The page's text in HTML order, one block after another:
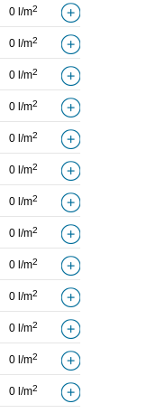
0 l/m2
0 l/m2
0 l/m2
0 l/m2
0 l/m2
0 l/m2
0 l/m2
0 l/m2
0 l/m2
0 l/m2
0 l/m2
0 l/m2
0 l/m2